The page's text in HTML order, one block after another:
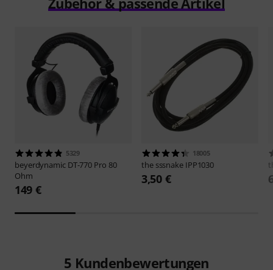
5329
beyerdynamic DT-770 Pro 80
Ohm
149 €
18005
the sssnake IPP1030
3,50 €
5 Kundenbewertungen